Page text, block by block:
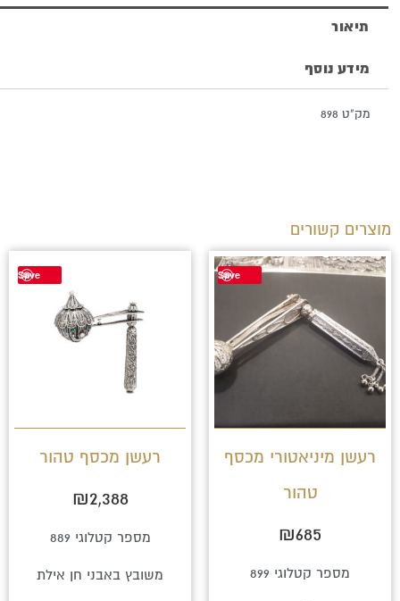
תיאור
מידע נוסף
מק"ט 898
מוצרים קשורים
Save
רעשן מיניאטורי מכסף
טהור
₪685
מספר קטלוגי 899
Save
רעשן מכסף טהור
₪2,388
מספר קטלוגי 889
משובץ באבני חן אילת